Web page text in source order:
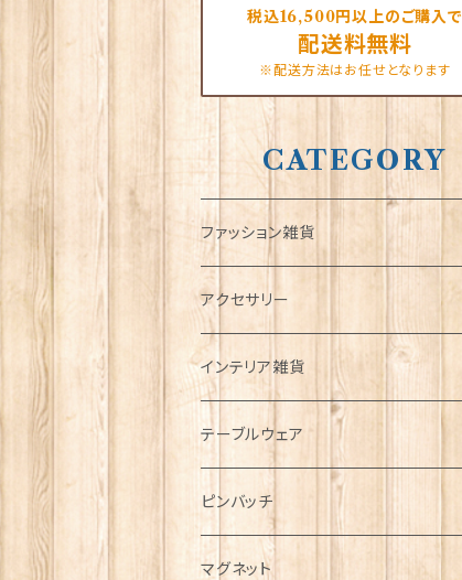
税込16,500円以上のご購入で
配送料無料
※配送方法はお任せとなります
CATEGORY
ファッション雑貨
タータンネクタイ
帽子
キャップ
ハンチング帽
キャスケット
Tシャツ
マフラー
タータン【Bronte by Moon】
サッシュ
アクセサリー
ORTAK
ブローチ
ペンダント
チャーム
インテリア雑貨
インテリア置物
ラブスプーン
ラブスプーン【SION LLEWELLYN】
ファブリック
テーブルウェア
ティータオル
ペーパーナプキン
ピンバッチ
ジェネラルデザイン
マグネット